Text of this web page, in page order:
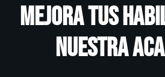
Mejora tus
nuestra